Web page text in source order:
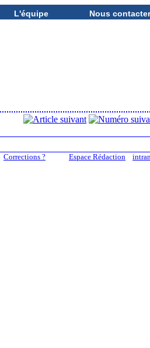
L'équipe Nous contacter
Espace Rédaction
Corrections ?